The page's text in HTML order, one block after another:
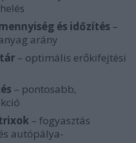
és időzítés –
arány
– optimális erőkifejtési
– pontosabb,
– fogyasztás
autópálya-